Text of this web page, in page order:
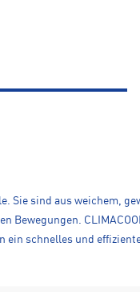
Sie sind aus weichem,
ein schnelles und